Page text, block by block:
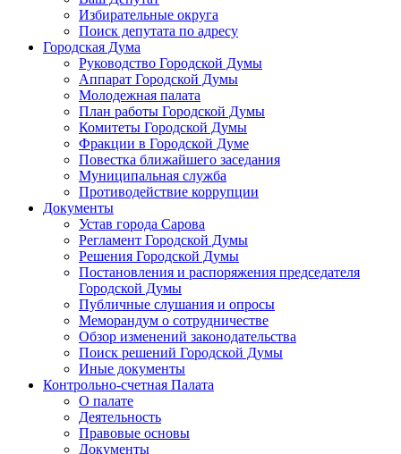
Избирательные округа
Поиск депутата по адресу
Городская Дума
Руководство Городской Думы
Аппарат Городской Думы
Молодежная палата
План работы Городской Думы
Комитеты Городской Думы
Фракции в Городской Думе
Повестка ближайшего заседания
Муниципальная служба
Противодействие коррупции
Документы
Устав города Сарова
Регламент Городской Думы
Решения Городской Думы
Постановления и распоряжения председателя
Городской Думы
Публичные слушания и опросы
Меморандум о сотрудничестве
Обзор изменений законодательства
Поиск решений Городской Думы
Иные документы
Контрольно-счетная Палата
О палате
Деятельность
Правовые основы
Документы